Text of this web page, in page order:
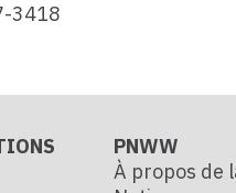
3418
PNWW
À propos de